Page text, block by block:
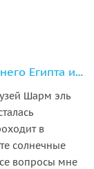
Музей Шарм-эль-Шейха: тайны Древнего Египта и уникальные артефакты
Шарм эль
в
солнечные
вопросы мне